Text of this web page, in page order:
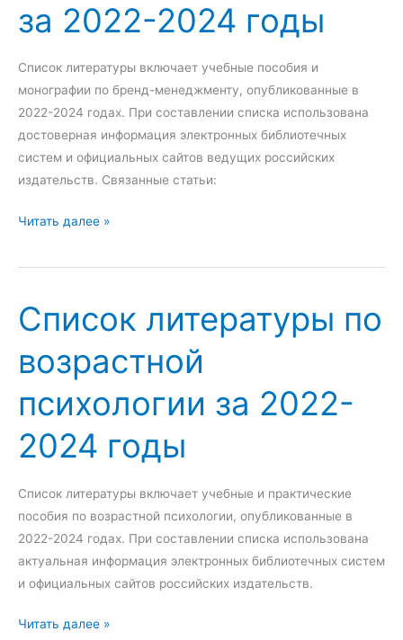
за 2022-2024 годы
Список литературы включает учебные пособия и
монографии по бренд-менеджменту, опубликованные в
2022-2024 годах. При составлении списка использована
достоверная информация электронных библиотечных
систем и официальных сайтов ведущих российских
издательств. Связанные статьи:
С
и
о
к
л
и
т
р
т
у
р
ы
п
б
Читать далее »
Список литературы по
возрастной
психологии за 2022-
2024 годы
Список литературы включает учебные и практические
пособия по возрастной психологии, опубликованные в
2022-2024 годах. При составлении списка использована
актуальная информация электронных библиотечных систем
и официальных сайтов российских издательств.
С
Читать далее »